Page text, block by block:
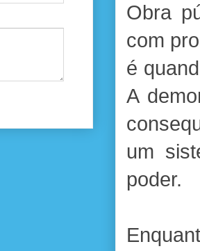
Obra
com
é
A
um
poder.